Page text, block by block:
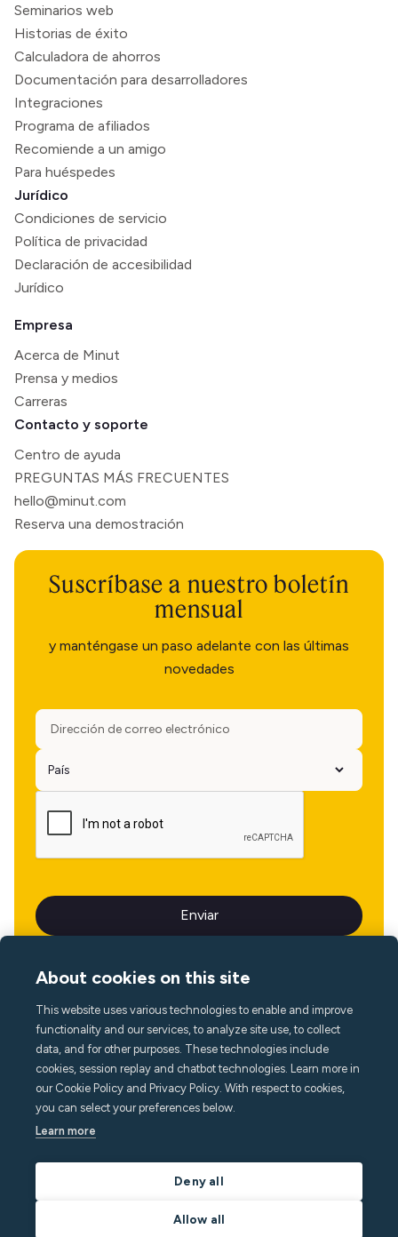
Seminarios web
Historias de éxito
Calculadora de ahorros
Documentación para desarrolladores
Integraciones
Programa de afiliados
Recomiende a un amigo
Para huéspedes
Jurídico
Condiciones de servicio
Política de privacidad
Declaración de accesibilidad
Jurídico
Empresa
Acerca de Minut
Prensa y medios
Carreras
Contacto y soporte
Centro de ayuda
PREGUNTAS MÁS FRECUENTES
hello@minut.com
Reserva una demostración
Suscríbase a nuestro boletín
mensual
y manténgase un paso adelante con las últimas
novedades
Idioma
About cookies on this site
This website uses various technologies to enable and improve
functionality and our services, to analyze site use, to collect
data, and for other purposes. These technologies include
cookies, session replay and chatbot technologies. Learn more in
our Cookie Policy and Privacy Policy. With respect to cookies,
you can select your preferences below.
Learn more
Deny all
Allow all